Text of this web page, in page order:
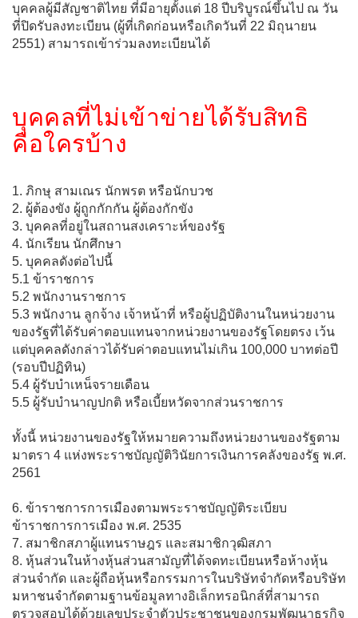
บุคคลผู้มีสัญชาติไทย ที่มีอายุตั้งแต่ 18 ปีบริบูรณ์ขึ้นไป ณ วัน
ที่ปิดรับลงทะเบียน (ผู้ที่เกิดก่อนหรือเกิดวันที่ 22 มิถุนายน
2551) สามารถเข้าร่วมลงทะเบียนได้
บุคคลที่ไม่เข้าข่ายได้รับสิทธิ
คือใครบ้าง
1. ภิกษุ สามเณร นักพรต หรือนักบวช
2. ผู้ต้องขัง ผู้ถูกกักกัน ผู้ต้องกักขัง
3. บุคคลที่อยู่ในสถานสงเคราะห์ของรัฐ
4. นักเรียน นักศึกษา
5. บุคคลดังต่อไปนี้
5.1 ข้าราชการ
5.2 พนักงานราชการ
5.3 พนักงาน ลูกจ้าง เจ้าหน้าที่ หรือผู้ปฏิบัติงานในหน่วยงาน
ของรัฐที่ได้รับค่าตอบแทนจากหน่วยงานของรัฐโดยตรง เว้น
แต่บุคคลดังกล่าวได้รับค่าตอบแทนไม่เกิน 100,000 บาทต่อปี
(รอบปีปฏิทิน)
5.4 ผู้รับบำเหน็จรายเดือน
5.5 ผู้รับบำนาญปกติ หรือเบี้ยหวัดจากส่วนราชการ
ทั้งนี้ หน่วยงานของรัฐให้หมายความถึงหน่วยงานของรัฐตาม
มาตรา 4 แห่งพระราชบัญญัติวินัยการเงินการคลังของรัฐ พ.ศ.
2561
6. ข้าราชการการเมืองตามพระราชบัญญัติระเบียบ
ข้าราชการการเมือง พ.ศ. 2535
7. สมาชิกสภาผู้แทนราษฎร และสมาชิกวุฒิสภา
8. หุ้นส่วนในห้างหุ้นส่วนสามัญที่ได้จดทะเบียนหรือห้างหุ้น
ส่วนจำกัด และผู้ถือหุ้นหรือกรรมการในบริษัทจำกัดหรือบริษัท
มหาชนจำกัดตามฐานข้อมูลทางอิเล็กทรอนิกส์ที่สามารถ
ตรวจสอบได้ด้วยเลขประจำตัวประชาชนของกรมพัฒนาธุรกิจ